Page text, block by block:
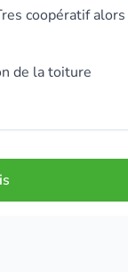
coopératif
de la toiture